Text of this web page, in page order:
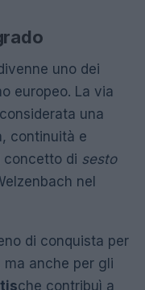
uno dei
europeo. La via
una
continuità e
concetto di sesto
nel
di conquista per
anche per gli
che contribuì a